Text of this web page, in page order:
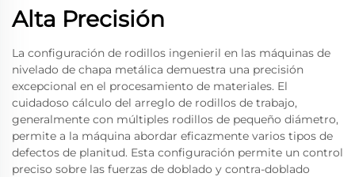
Alta Precisión
La configuración de rodillos ingenieril en las máquinas de
nivelado de chapa metálica demuestra una precisión
excepcional en el procesamiento de materiales. El
cuidadoso cálculo del arreglo de rodillos de trabajo,
generalmente con múltiples rodillos de pequeño diámetro,
permite a la máquina abordar eficazmente varios tipos de
defectos de planitud. Esta configuración permite un control
preciso sobre las fuerzas de doblado y contra-doblado